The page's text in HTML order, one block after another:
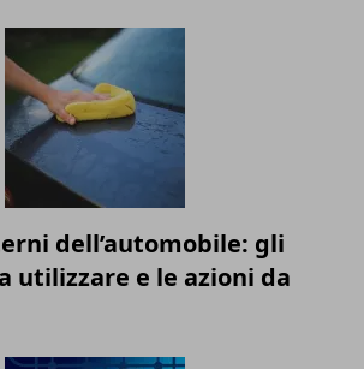
dell’automobile: gli
utilizzare e le azioni da